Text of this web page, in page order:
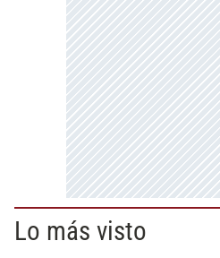
Lo más visto